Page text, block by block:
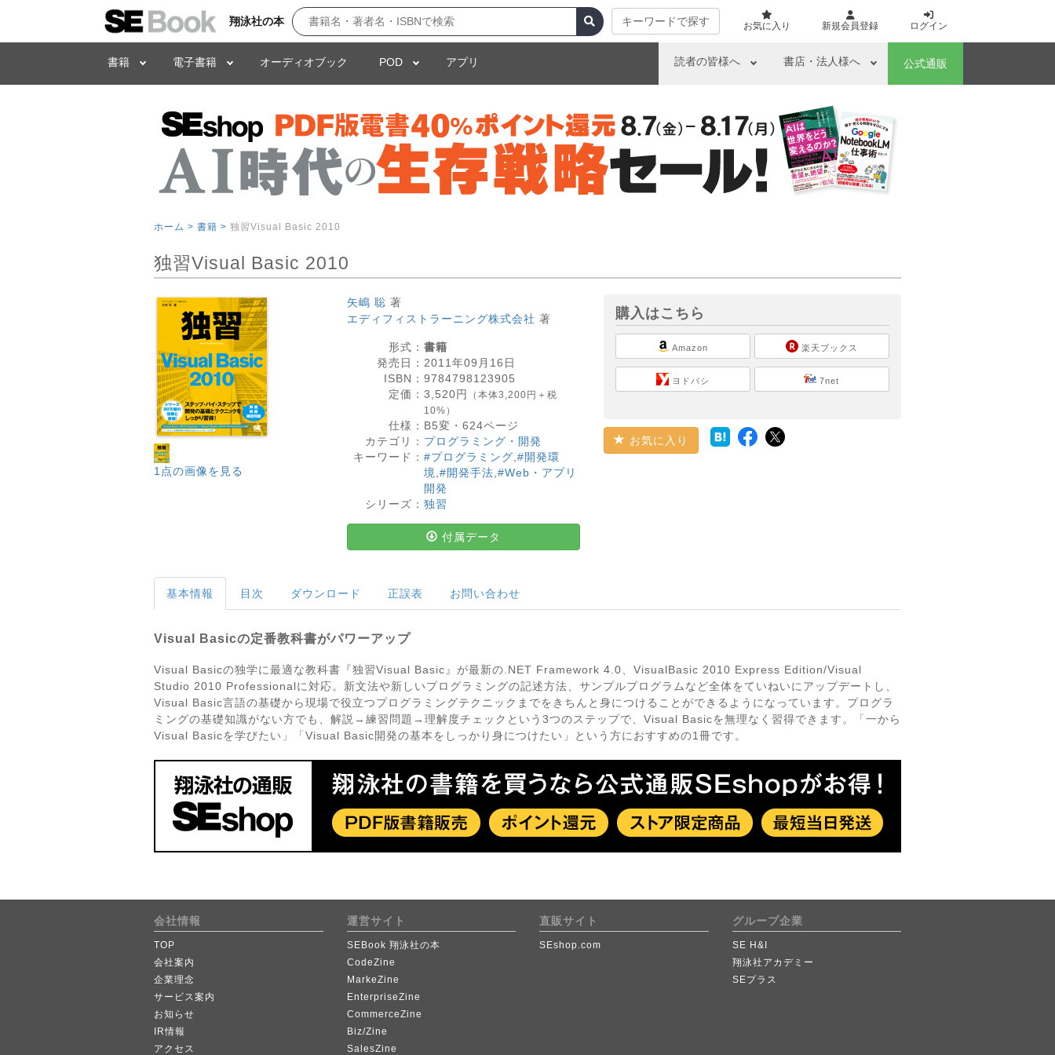
翔泳社の本 キーワードで探す お気に入り 新規会員登録 ログイン
書籍 電子書籍 オーディオブック POD アプリ 読者の皆様へ 書店・法人様へ 公式通販
ホーム > 書籍 > 独習Visual Basic 2010
独習Visual Basic 2010
1点の画像を見る
矢嶋 聡 著
エディフィストラーニング株式会社 著
形式： 書籍
発売日： 2011年09月16日
ISBN： 9784798123905
定価： 3,520円
（本体3,200円＋税
10%）
仕様： B5変・ 624ページ
カテゴリ： プログラミング・開発
キーワード： #プログラミング #開発環
境 #開発手法 #Web・アプリ
開発
シリーズ： 独習
付属データ
購入はこちら
Amazon
ヨドバシ
楽天ブックス
7net
お気に入り
基本情報 目次 ダウンロード 正誤表 お問い合わせ
Visual Basicの定番教科書がパワーアップ
Visual Basicの独学に最適な教科書『独習Visual Basic』が最新の.NET Framework 4.0、VisualBasic 2010 Express Edition/Visual
Studio 2010 Professionalに対応。新文法や新しいプログラミングの記述方法、サンプルプログラムなど全体をていねいにアップデートし、
Visual Basic言語の基礎から現場で役立つプログラミングテクニックまでをきちんと身につけることができるようになっています。プログラ
ミングの基礎知識がない方でも、解説→練習問題→理解度チェックという3つのステップで、Visual Basicを無理なく習得できます。「一から
Visual Basicを学びたい」「Visual Basic開発の基本をしっかり身につけたい」という方におすすめの1冊です。
会社情報
TOP
会社案内
企業理念
サービス案内
お知らせ
IR情報
アクセス
運営サイト
SEBook 翔泳社の本
CodeZine
MarkeZine
EnterpriseZine
CommerceZine
Biz/Zine
SalesZine
直販サイト
SEshop.com
グループ企業
SE H&I
翔泳社アカデミー
SEプラス